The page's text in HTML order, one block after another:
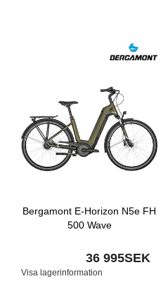
Bergamont E-Horizon N5e FH
500 Wave
36 995SEK
Visa lagerinformation